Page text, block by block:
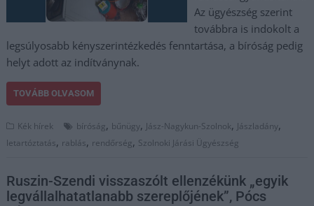
Az ügyészség szerint
továbbra is indokolt a
legsúlyosabb kényszerintézkedés fenntartása, a bíróság pedig
helyt adott az indítványnak.
TOVÁBB OLVASOM
Kék hírek bíróság, bűnügy, Jász-Nagykun-Szolnok, Jászladány,
letartóztatás, rablás, rendőrség, Szolnoki Járási Ügyészség
Ruszin-Szendi visszaszólt ellenzékünk „egyik
legvállalhatatlanabb szereplőjének”, Pócs